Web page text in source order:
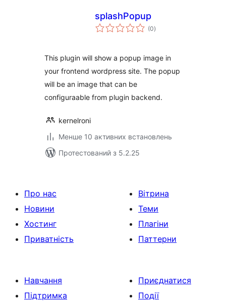
splashPopup
(0загальний
рейтинг
)
This plugin will show a popup image in
your frontend wordpress site. The popup
will be an image that can be
configuraable from plugin backend.
kernelroni
Менше 10 активних встановлень
Протестований з 5.2.25
Про нас
Новини
Хостинг
Приватність
Вітрина
Теми
Плагіни
Паттерни
Навчання
Підтримка
Приєднатися
Події